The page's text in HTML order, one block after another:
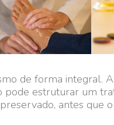
de forma integral.
estruturar um
antes que